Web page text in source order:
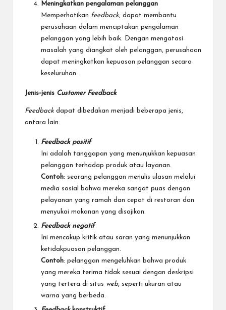
Meningkatkan pengalaman pelanggan
Memperhatikan feedback , dapat membantu
perusahaan dalam menciptakan pengalaman
pelanggan yang lebih baik. Dengan mengatasi
masalah yang diangkat oleh pelanggan, perusahaan
dapat meningkatkan kepuasan pelanggan secara
keseluruhan.
Jenis-jenis Customer Feedback
Feedback dapat dibedakan menjadi beberapa jenis,
antara lain:
Feedback positif
Ini adalah tanggapan yang menunjukkan kepuasan
pelanggan terhadap produk atau layanan.
Contoh: seorang pelanggan menulis ulasan melalui
media sosial bahwa mereka sangat puas dengan
pelayanan yang ramah dan cepat di restoran dan
menyukai makanan yang disajikan.
Feedback negatif
Ini mencakup kritik atau saran yang menunjukkan
ketidakpuasan pelanggan.
Contoh: pelanggan mengeluhkan bahwa produk
yang mereka terima tidak sesuai dengan deskripsi
yang tertera di situs web, seperti ukuran atau
warna yang berbeda.